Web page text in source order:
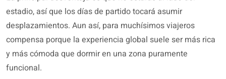
estadio, así que los días de partido tocará asumir
desplazamientos. Aun así, para muchísimos viajeros
compensa porque la experiencia global suele ser más rica
y más cómoda que dormir en una zona puramente
funcional.